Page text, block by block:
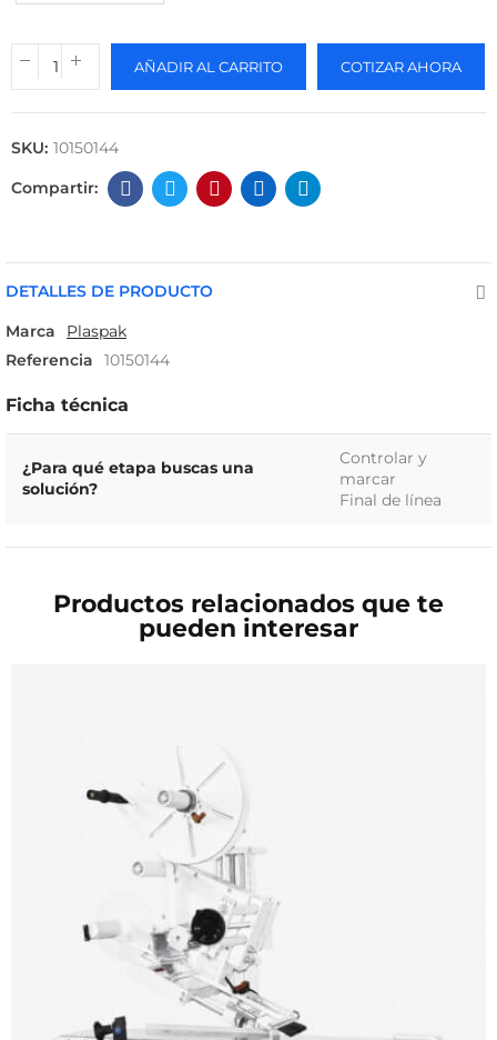
AÑADIR AL CARRITO COTIZAR AHORA
SKU: 10150144
DETALLES DE PRODUCTO
Marca
Plaspak
Referencia
10150144
Ficha técnica
¿Para qué etapa buscas una
solución?
Controlar y
marcar
Final de línea
Productos relacionados que te
pueden interesar